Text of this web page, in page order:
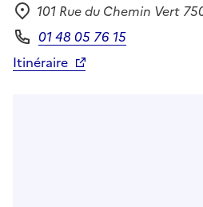
Adresse
101 Rue du Chemin Vert
Téléphone
01 48 05 76 15
Itinéraire